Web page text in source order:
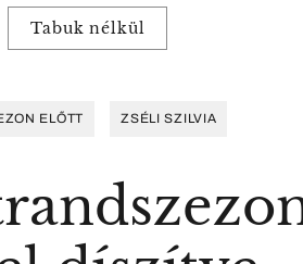
Tabuk nélkül
ELŐTT ZSÉLI SZILVIA